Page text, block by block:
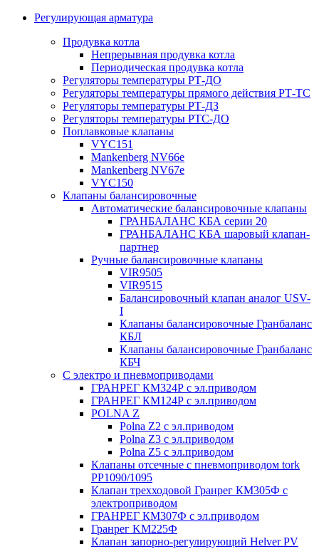
Регулирующая арматура
Продувка котла
Непрерывная продувка котла
Периодическая продувка котла
Регуляторы температуры РТ-ДО
Регуляторы температуры прямого действия РТ-ТС
Регуляторы температуры РТ-ДЗ
Регуляторы температуры РТС-ДО
Поплавковые клапаны
VYC151
Mankenberg NV66e
Mankenberg NV67e
VYC150
Клапаны балансировочные
Автоматические балансировочные клапаны
ГРАНБАЛАНС КБА серии 20
ГРАНБАЛАНС КБА шаровый клапан-
партнер
Ручные балансировочные клапаны
VIR9505
VIR9515
Балансировочный клапан аналог USV-
I
Клапаны балансировочные Гранбаланс
КБЛ
Клапаны балансировочные Гранбаланс
КБЧ
С электро и пневмоприводами
ГРАНРЕГ КМ324Р с эл.приводом
ГРАНРЕГ КМ124Р с эл.приводом
POLNA Z
Polna Z2 с эл.приводом
Polna Z3 с эл.приводом
Polna Z5 с эл.приводом
Клапаны отсечные с пневмоприводом tork
PP1090/1095
Клапан трехходовой Гранрег КМ305Ф с
электроприводом
ГРАНРЕГ КМ307Ф с эл.приводом
Гранрег KM225Ф
Клапан запорно-регулирующий Helver PV